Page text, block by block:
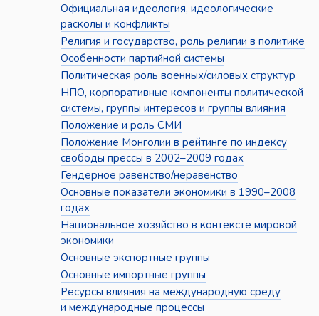
Официальная идеология, идеологические
расколы и конфликты
Религия и государство, роль религии в политике
Особенности партийной системы
Политическая роль военных/силовых структур
НПО, корпоративные компоненты политической
системы, группы интересов и группы влияния
Положение и роль СМИ
Положение Монголии в рейтинге по индексу
свободы прессы в 2002–2009 годах
Гендерное равенство/неравенство
Основные показатели экономики в 1990–2008
годах
Национальное хозяйство в контексте мировой
экономики
Основные экспортные группы
Основные импортные группы
Ресурсы влияния на международную среду
и международные процессы